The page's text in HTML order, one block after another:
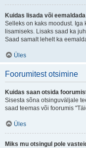
Kuidas lisada või
Selleks on kaks moodust.
lisamiseks. Lisaks saad ka
Saad samalt lehelt ka
Üles
Foorumitest otsimine
Kuidas saan otsida
Sisesta sõna otsinguväljale
saad teemas või foorumis
Üles
Miks mu otsingul pole